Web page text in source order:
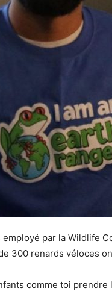
par la Wildlife
300 renards véloces
comme toi